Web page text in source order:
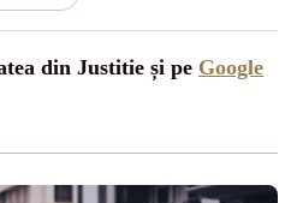
din Justitie și pe Google